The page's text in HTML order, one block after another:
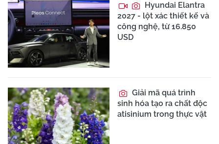
Hyundai Elantra
2027 - lột xác thiết kế và
công nghệ, từ 16.850
USD
Giải mã quá trình
sinh hóa tạo ra chất độc
atisinium trong thực vật